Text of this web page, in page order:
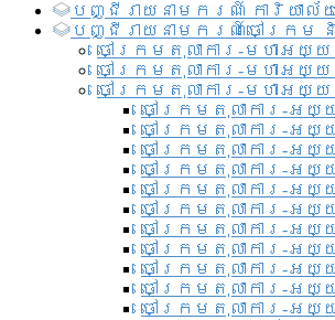
បញ្ជី​រាយ​នាមករណ៍ ការិយាល័យ​
បញ្ជី​រាយ​នាមករណ៍​ចៅក្រម និ
ចៅក្រមតុលាការ-មហាអយ្
ចៅក្រមតុលាការ-មហាអយ្
ចៅក្រមតុលាការ-មហាអយ្
ចៅក្រមតុលាការ-អ
ចៅក្រមតុលាការ-អយ្
ចៅក្រមតុលាការ-អយ្
ចៅក្រមតុលាការ-អយ្
ចៅក្រមតុលាការ-អ
ចៅក្រមតុលាការ-អយ្
ចៅក្រមតុលាការ-អយ្
ចៅក្រមតុលាការ-អយ្
ចៅក្រមតុលាការ-អ
ចៅក្រមតុលាការ-អយ្យ
ចៅក្រមតុលាការ-អ